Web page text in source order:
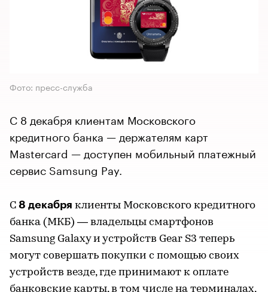
Фото: пресс-служба
С 8 декабря клиентам Московского
кредитного банка — держателям карт
Mastercard — доступен мобильный платежный
сервис Samsung Pay.
С 8 декабря клиенты Московского кредитного
банка (МКБ) — владельцы смартфонов
Samsung Galaxy и устройств Gear S3 теперь
могут совершать покупки с помощью своих
устройств везде, где принимают к оплате
банковские карты, в том числе на терминалах,